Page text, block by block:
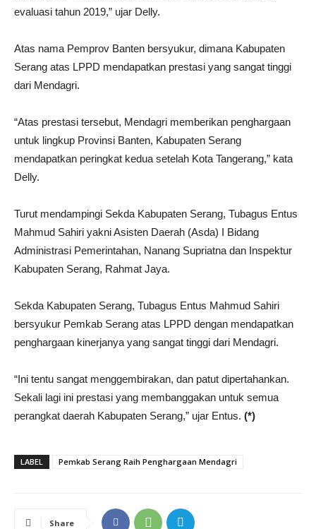
evaluasi tahun 2019,” ujar Delly.
Atas nama Pemprov Banten bersyukur, dimana Kabupaten
Serang atas LPPD mendapatkan prestasi yang sangat tinggi
dari Mendagri.
“Atas prestasi tersebut, Mendagri memberikan penghargaan
untuk lingkup Provinsi Banten, Kabupaten Serang
mendapatkan peringkat kedua setelah Kota Tangerang,” kata
Delly.
Turut mendampingi Sekda Kabupaten Serang, Tubagus Entus
Mahmud Sahiri yakni Asisten Daerah (Asda) I Bidang
Administrasi Pemerintahan, Nanang Supriatna dan Inspektur
Kabupaten Serang, Rahmat Jaya.
Sekda Kabupaten Serang, Tubagus Entus Mahmud Sahiri
bersyukur Pemkab Serang atas LPPD dengan mendapatkan
penghargaan kinerjanya yang sangat tinggi dari Mendagri.
“Ini tentu sangat menggembirakan, dan patut dipertahankan.
Sekali lagi ini prestasi yang membanggakan untuk semua
perangkat daerah Kabupaten Serang,” ujar Entus. (*)
LABEL Pemkab Serang Raih Penghargaan Mendagri
Share